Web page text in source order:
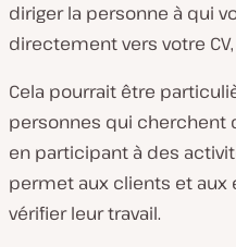
diriger la personne à qui
directement vers votre
Cela pourrait être
personnes qui cherchent
en participant à des
permet aux clients et
vérifier leur travail.